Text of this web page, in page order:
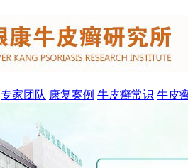
专家团队 康复案例 牛皮癣常识 牛皮